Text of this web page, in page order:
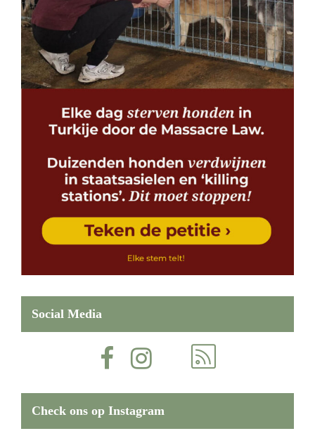
Social Media
Check ons op Instagram